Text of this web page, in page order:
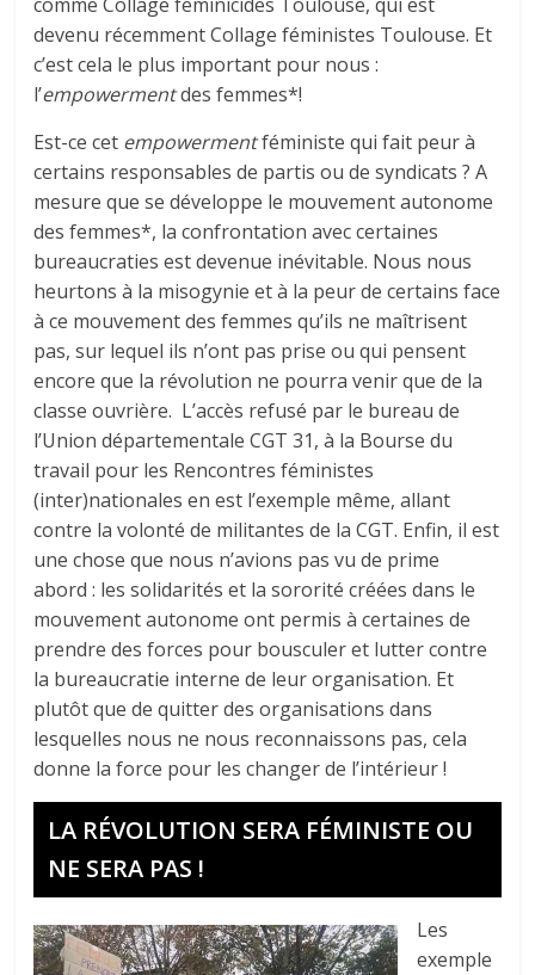
devenu récemment Collage féministes Toulouse. Et
c’est cela le plus important pour nous :
l’empowermentdes femmes*!
Est-ce cet empowermentféministe qui fait peur à
certains responsables de partis ou de syndicats ? A
mesure que se développe le mouvement autonome
des femmes*, la confrontation avec certaines
bureaucraties est devenue inévitable. Nous nous
heurtons à la misogynie et à la peur de certains face
à ce mouvement des femmes qu’ils ne maîtrisent
pas, sur lequel ils n’ont pas prise ou qui pensent
encore que la révolution ne pourra venir que de la
classe ouvrière. L’accès refusé par le bureau de
l’Union départementale CGT 31, à la Bourse du
travail pour les Rencontres féministes
(inter)nationales en est l’exemple même, allant
contre la volonté de militantes de la CGT. Enfin, il est
une chose que nous n’avions pas vu de prime
abord : les solidarités et la sororité créées dans le
mouvement autonome ont permis à certaines de
prendre des forces pour bousculer et lutter contre
la bureaucratie interne de leur organisation. Et
plutôt que de quitter des organisations dans
lesquelles nous ne nous reconnaissons pas, cela
donne la force pour les changer de l’intérieur !
LA RÉVOLUTION SERA FÉMINISTE OU
NE SERA PAS !
Les
exemple